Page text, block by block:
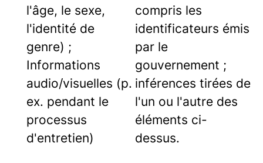
l'âge, le sexe,
l'identité de
genre) ;
Informations
audio/visuelles (p.
ex. pendant le
processus
d'entretien)
compris les
identificateurs émis
par le
gouvernement ;
inférences tirées de
l'un ou l'autre des
éléments ci-
dessus.